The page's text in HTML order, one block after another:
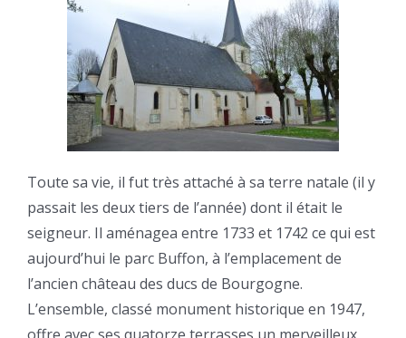
Toute sa vie, il fut très attaché à sa terre natale (il y
passait les deux tiers de l’année) dont il était le
seigneur. Il aménagea entre 1733 et 1742 ce qui est
aujourd’hui le parc Buffon, à l’emplacement de
l’ancien château des ducs de Bourgogne.
L’ensemble, classé monument historique en 1947,